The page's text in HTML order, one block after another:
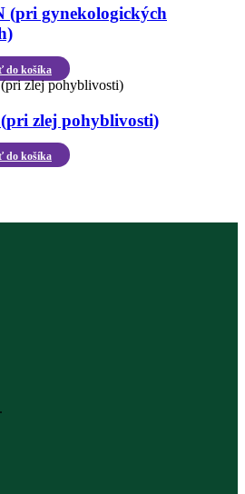
gynekologických
do košíka
zlej pohyblivosti)
do košíka